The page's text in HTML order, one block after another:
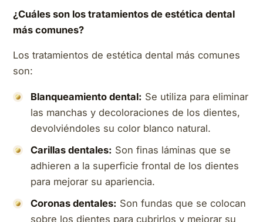
¿Cuáles son los tratamientos de estética dental
más comunes?
Los tratamientos de estética dental más comunes
son:
Blanqueamiento dental: Se utiliza para eliminar
las manchas y decoloraciones de los dientes,
devolviéndoles su color blanco natural.
Carillas dentales: Son finas láminas que se
adhieren a la superficie frontal de los dientes
para mejorar su apariencia.
Coronas dentales: Son fundas que se colocan
sobre los dientes para cubrirlos y mejorar su